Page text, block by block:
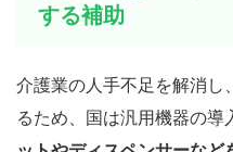
する補助
介護業の人手不足を解消し
るため、国は汎用機器の導